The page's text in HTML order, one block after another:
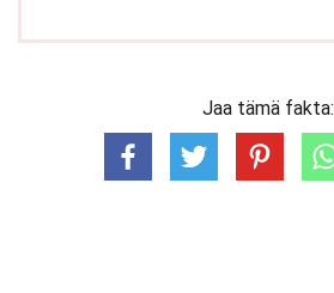
Jaa tämä fakta: